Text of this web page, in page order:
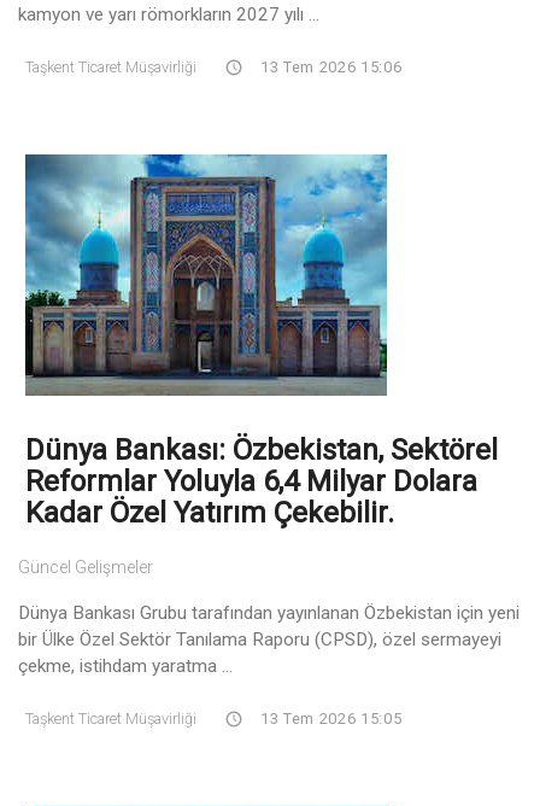
kamyon ve yarı römorkların 2027 yılı ...
Taşkent Ticaret Müşavirliği 13 Tem 2026 15:06
Dünya Bankası: Özbekistan, Sektörel
Reformlar Yoluyla 6,4 Milyar Dolara
Kadar Özel Yatırım Çekebilir.
Güncel Gelişmeler
Dünya Bankası Grubu tarafından yayınlanan Özbekistan için yeni
bir Ülke Özel Sektör Tanılama Raporu (CPSD), özel sermayeyi
çekme, istihdam yaratma ...
Taşkent Ticaret Müşavirliği 13 Tem 2026 15:05